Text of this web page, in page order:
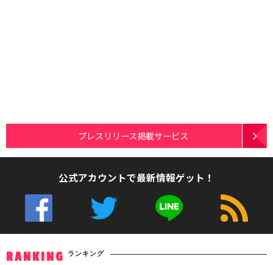
プレスリリース掲載サービス
公式アカウントで最新情報ゲット！
RANKING ランキング